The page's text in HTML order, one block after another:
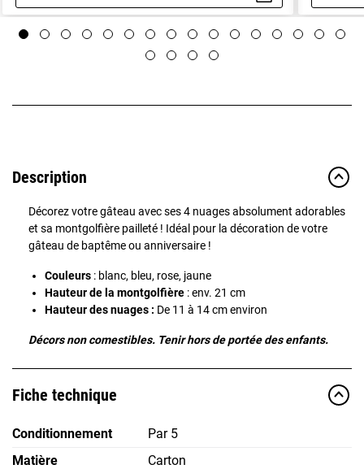
Aperçu rapide
Description
Décorez votre gâteau avec ses 4 nuages absolument adorables
et sa montgolfière pailleté ! Idéal pour la décoration de votre
gâteau de baptême ou anniversaire !
Couleurs : blanc, bleu, rose, jaune
Hauteur de la montgolfière : env. 21 cm
Hauteur des nuages : De 11 à 14 cm environ
Décors non comestibles. Tenir hors de portée des enfants.
Fiche technique
Conditionnement
Par 5
Matière
Carton